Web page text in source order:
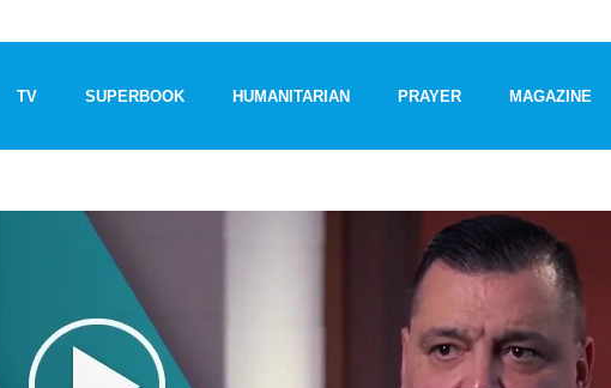
TV SUPERBOOK HUMANITARIAN PRAYER MAGAZINE